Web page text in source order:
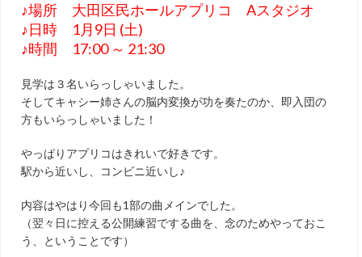
♪場所 大田区民ホールアプリコ Aスタジオ
♪日時 1月9日 (土)
♪時間 17:00 ～ 21:30
見学は３名いらっしゃいました。
そしてキャシー姉さんの脳内変換が功を奏たのか、即入団の
方もいらっしゃいました！
やっぱりアプリコはきれいで好きです。
駅から近いし、コンビニ近いし♪
内容はやはり今回も1部の曲メインでした。
（翌々日に控える公開練習でする曲を、念のためやっておこ
う、ということです）